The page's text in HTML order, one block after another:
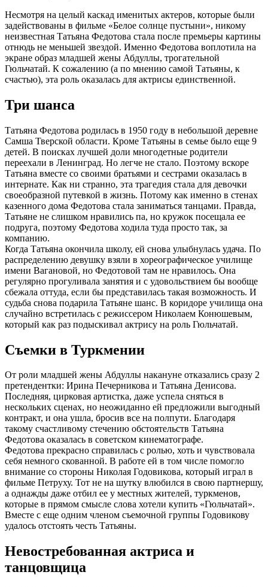
Несмотря на целый каскад именитых актеров, которые были
задействованы в фильме «Белое солнце пустыни», никому
неизвестная Татьяна Федотова стала после премьеры картины
отнюдь не меньшей звездой. Именно Федотова воплотила на
экране образ младшей жены Абдуллы, трогательной
Гюльчатай. К сожалению (а по мнению самой Татьяны, к
счастью), эта роль оказалась для актрисы единственной.
Три шанса
Татьяна Федотова родилась в 1950 году в небольшой деревне
Самша Тверской области. Кроме Татьяны в семье было еще 9
детей. В поисках лучшей доли многодетные родители
переехали в Ленинград. Но легче не стало. Поэтому вскоре
Татьяна вместе со своими братьями и сестрами оказалась в
интернате. Как ни странно, эта трагедия стала для девочки
своеобразной путевкой в жизнь. Потому как именно в стенах
казенного дома Федотова стала заниматься танцами. Правда,
Татьяне не слишком нравились па, но кружок посещала ее
подруга, поэтому Федотова ходила туда просто так, за
компанию.
Когда Татьяна окончила школу, ей снова улыбнулась удача. По
распределению девушку взяли в хореографическое училище
имени Вагановой, но Федотовой там не нравилось. Она
регулярно прогуливала занятия и с удовольствием бы вообще
сбежала оттуда, если бы представилась такая возможность. И
судьба снова подарила Татьяне шанс. В коридоре училища она
случайно встретилась с режиссером Николаем Конюшевым,
который как раз подыскивал актрису на роль Гюльчатай.
Съемки в Туркмении
От роли младшей жены Абдуллы накануне отказались сразу 2
претендентки: Ирина Печерникова и Татьяна Денисова.
Последняя, цирковая артистка, даже успела сняться в
нескольких сценах, но неожиданно ей предложили выгодный
контракт, и она ушла, бросив все на полпути. Благодаря
такому счастливому стечению обстоятельств Татьяна
Федотова оказалась в советском кинематографе.
Федотова прекрасно справилась с ролью, хоть и чувствовала
себя немного скованной. В работе ей в том числе помогло
внимание со стороны Николая Годовикова, который играл в
фильме Петруху. Тот не на шутку влюбился в свою партнершу,
а однажды даже отбил ее у местных жителей, туркменов,
которые в прямом смысле слова хотели купить «Гюльчатай».
Вместе с еще одним членом съемочной группы Годовикову
удалось отстоять честь Татьяны.
Невостребованная актриса и
танцовщица